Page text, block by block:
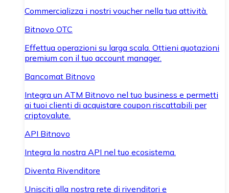
Commercializza i nostri voucher nella tua attività.
Bitnovo OTC
Effettua operazioni su larga scala. Ottieni quotazioni
premium con il tuo account manager.
Bancomat Bitnovo
Integra un ATM Bitnovo nel tuo business e permetti
ai tuoi clienti di acquistare coupon riscattabili per
criptovalute.
API Bitnovo
Integra la nostra API nel tuo ecosistema.
Diventa Rivenditore
Unisciti alla nostra rete di rivenditori e